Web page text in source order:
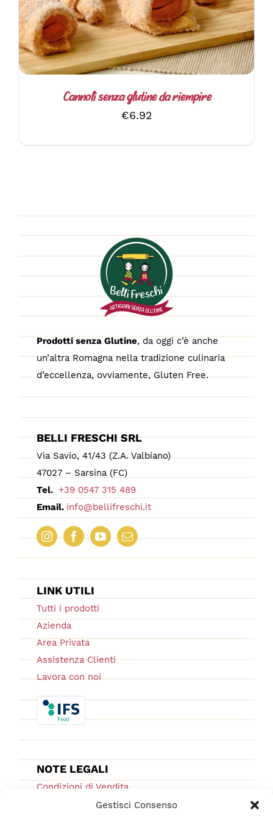
Gestisci Consenso
Cannoli senza glutine da riempire
€6.92
Prodotti senza Glutine, da oggi c’è anche
un’altra Romagna nella tradizione culinaria
d’eccellenza, ovviamente, Gluten Free.
BELLI FRESCHI SRL
Via Savio, 41/43 (Z.A. Valbiano)
47027 – Sarsina (FC)
Tel. +39 0547 315 489
Email. info@bellifreschi.it
LINK UTILI
Tutti i prodotti
Azienda
Area Privata
Assistenza Clienti
Lavora con noi
NOTE LEGALI
Condizioni di Vendita
Ordini e Spedizioni